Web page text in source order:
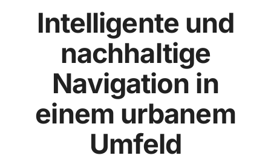
Intelligente und
nachhaltige
Navigation in
einem urbanem
Umfeld